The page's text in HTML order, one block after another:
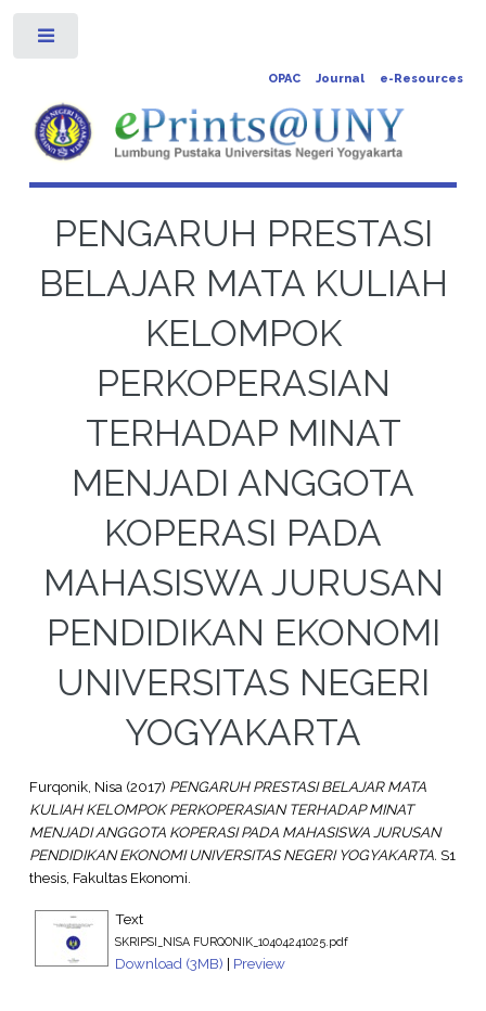
OPAC Journal e-Resources
PENGARUH PRESTASI
BELAJAR MATA KULIAH
KELOMPOK
PERKOPERASIAN
TERHADAP MINAT
MENJADI ANGGOTA
KOPERASI PADA
MAHASISWA JURUSAN
PENDIDIKAN EKONOMI
UNIVERSITAS NEGERI
YOGYAKARTA
Furqonik, Nisa(2017) PENGARUH PRESTASI BELAJAR MATA
KULIAH KELOMPOK PERKOPERASIAN TERHADAP MINAT
MENJADI ANGGOTA KOPERASI PADA MAHASISWA JURUSAN
PENDIDIKAN EKONOMI UNIVERSITAS NEGERI YOGYAKARTA. S1
thesis, Fakultas Ekonomi.
Text
SKRIPSI_NISA FURQONIK_10404241025.pdf
Download (3MB) | Preview